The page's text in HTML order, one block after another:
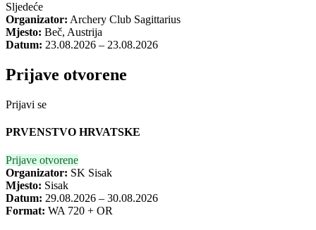
Sljedeće
Organizator: Archery Club Sagittarius
Mjesto: Beč, Austrija
Datum: 23.08.2026 – 23.08.2026
Prijave otvorene
Prijavi se
PRVENSTVO HRVATSKE
Prijave otvorene
Organizator: SK Sisak
Mjesto: Sisak
Datum: 29.08.2026 – 30.08.2026
Format: WA 720 + OR